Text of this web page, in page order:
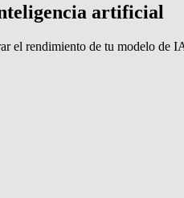
artificial
el rendimiento de tu modelo